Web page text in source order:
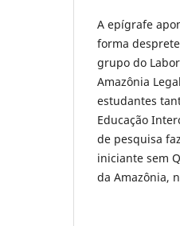
A epígrafe
forma
grupo do
Amazônia
estudantes
Educação
de pesquisa
iniciante sem
da Amazônia,